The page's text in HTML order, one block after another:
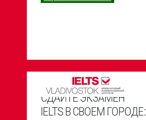
СДАЙТЕ ЭКЗАМЕН
IELTS В СВОЕМ ГОРОДЕ: